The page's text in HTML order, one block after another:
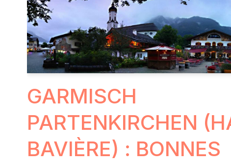
GARMISCH
PARTENKIRCHEN
BAVIÈRE) : BONNES